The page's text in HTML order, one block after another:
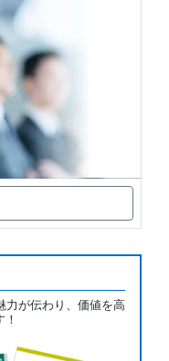
力が伝わり、価値を高